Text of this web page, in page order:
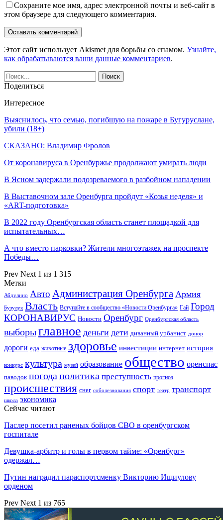
Сохраните мое имя, адрес электронной почты и веб-сайт в
этом браузере для следующего комментария.
Этот сайт использует Akismet для борьбы со спамом. Узнайте,
как обрабатываются ваши данные комментариев.
Поделиться
Интересное
Выяснилось, что семью, погибшую на пожаре в Бугуруслане,
убили (18+)
СКАЗАНО: Владимир Фролов
От коронавируса в Оренбуржье продолжают умирать люди
В Ясном задержали подозреваемого в разбойном нападении
В Выставочном зале Оренбурга пройдут «Козья неделя» и
«ART-подготовка»
В 2022 году Оренбургская область станет площадкой для
испытательных…
А что вместо парковки? Жители многоэтажек на проспекте
Победы…
Prev Next 1 из 1 315
Метки
Абдулино Авто Администрация Оренбурга Армия
Бузулук Власть Вступайте в сообщество «Новости Оренбурга» Гай Город
КОРОНАВИРУС Новости Оренбург Оренбургская область
выборыглавное деньги дети диванный урбанист донор
дороги еда животные здоровье инвестиции интернет история
конкурс культура музей образование общество оренспас
паводок погода политика преступность прогноз
происшествия снег соболезнования спорт театр транспорт
школа экономика
Сейчас читают
Паслер посетил раненых бойцов СВО в оренбургском
госпитале
Девушка-арбитр и голы в первом тайме: «Оренбург»
одержал…
Путин наградил параспортсменку Викторию Ищиулову
орденом
Prev Next 1 из 765